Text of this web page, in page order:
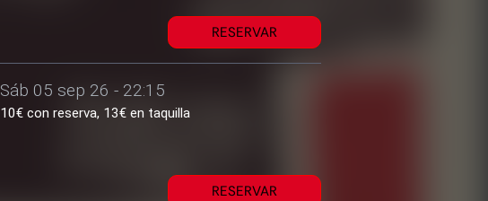
RESERVAR
Sáb 05 sep 26 - 22:15
10€ con reserva, 13€ en taquilla
RESERVAR